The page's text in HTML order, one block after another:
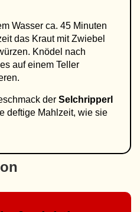
Wasser ca. 45 Minuten
das Kraut mit Zwiebel
Knödel nach
auf einem Teller
der Selchripperl
deftige Mahlzeit, wie sie